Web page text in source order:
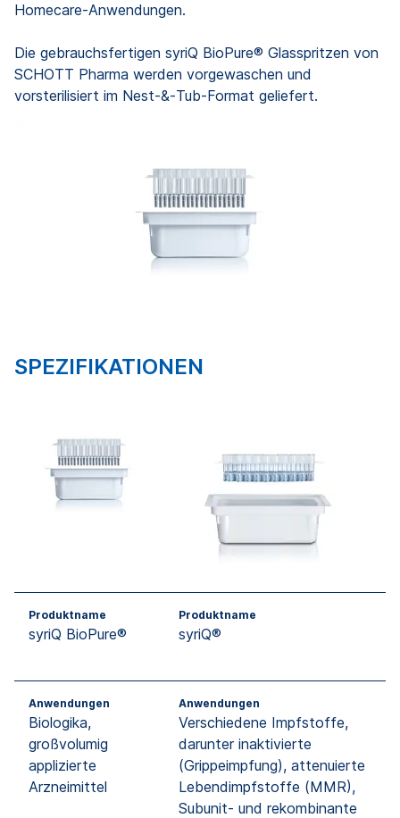
Homecare‑Anwendungen.
Die gebrauchsfertigen syriQ BioPure® Glasspritzen von
SCHOTT Pharma werden vorgewaschen und
vorsterilisiert im Nest‑&‑Tub‑Format geliefert.
SPEZIFIKATIONEN
Produktname
syriQ BioPure®
Produktname
syriQ®
Anwendungen
Biologika,
großvolumig
applizierte
Arzneimittel
Anwendungen
Verschiedene Impfstoffe,
darunter inaktivierte
(Grippeimpfung), attenuierte
Lebendimpfstoffe (MMR),
Subunit- und rekombinante